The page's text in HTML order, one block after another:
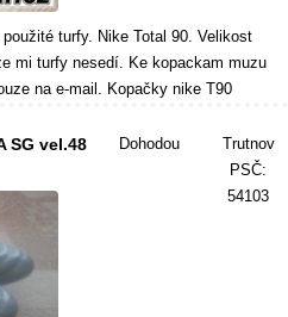
turfy. Nike Total 90. Velikost
mi turfy nesedí. Ke kopackam muzu
na e-mail. Kopačky nike T90
SG vel.48 Dohodou
Trutnov
PSČ:
54103